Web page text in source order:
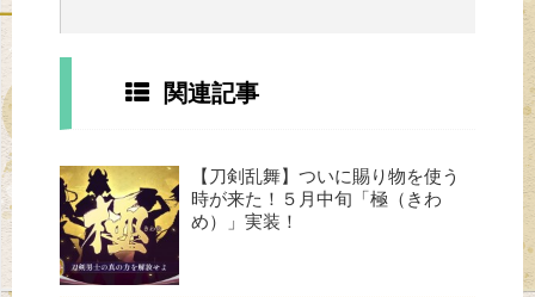
関連記事
【刀剣乱舞】ついに賜り物を使う
時が来た！５月中旬「極（きわ
め）」実装！